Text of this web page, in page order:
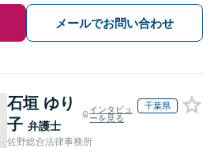
メールでお問い合わせ
石垣 ゆり
子 弁護士
インタビュ
ーを見る
千葉県
佐野総合法律事務所